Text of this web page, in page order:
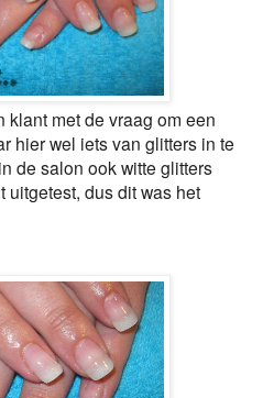
klant met de vraag om een
hier wel iets van glitters in te
de salon ook witte glitters
uitgetest, dus dit was het